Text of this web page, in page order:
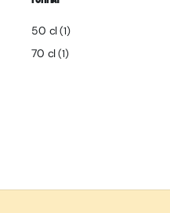
50 cl(1)
70 cl(1)